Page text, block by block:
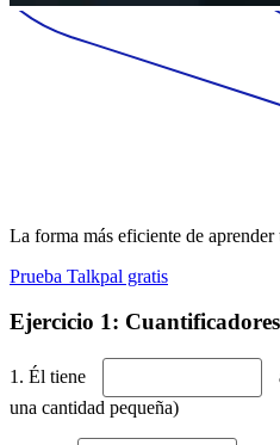
La forma más eficiente de aprender
Prueba Talkpal gratis
Ejercicio 1:
1. Él tiene
una cantidad pequeña)